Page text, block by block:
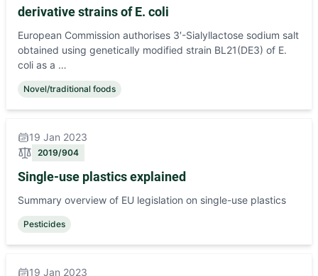
derivative strains of E. coli
European Commission authorises 3′-Sialyllactose sodium salt
obtained using genetically modified strain BL21(DE3) of E.
coli as a …
Novel/traditional foods
19 Jan 2023
2019/904
Single-use plastics explained
Summary overview of EU legislation on single-use plastics
Pesticides
19 Jan 2023